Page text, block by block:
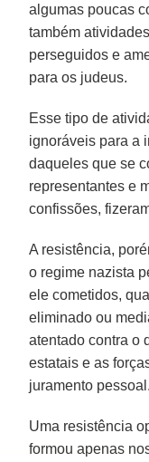
algumas poucas
também
perseguidos e
para os judeus.
Esse tipo de
ignoráveis para a
daqueles que se
representantes e
confissões,
A resistência,
o regime nazista
ele cometidos,
eliminado ou
atentado contra o
estatais e as
juramento pessoal.
Uma resistência
formou apenas